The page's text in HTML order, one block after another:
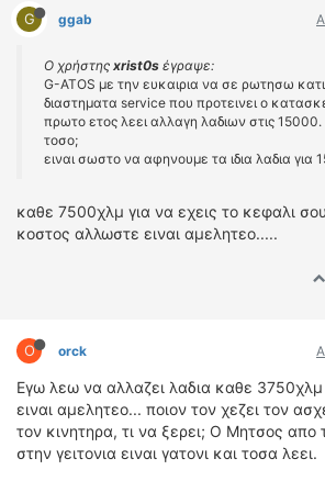
G ggab
Ο χρήστης xrist0s έγραψε:
G-ATOS με την ευκαιρια να σε ρωτησω
διαστηματα service που προτεινει ο
πρωτο ετος λεει αλλαγη λαδιων στις
τοσο;
ειναι σωστο να αφηνουμε τα ιδια λαδια για
καθε 7500χλμ για να εχεις το κεφαλι
κοστος αλλωστε ειναι αμελητεο.....
O orck
Εγω λεω να αλλαζει λαδια καθε
ειναι αμελητεο... ποιον τον χεζει τον
τον κινητηρα, τι να ξερει; Ο Μητσος απο
στην γειτονια ειναι γατονι και τοσα λεει.